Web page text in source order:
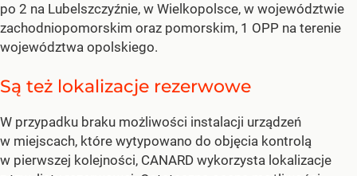
po 2 na Lubelszczyźnie, w Wielkopolsce, w województwie
zachodniopomorskim oraz pomorskim, 1 OPP na terenie
województwa opolskiego.
Są też lokalizacje rezerwowe
W przypadku braku możliwości instalacji urządzeń
w miejscach, które wytypowano do objęcia kontrolą
w pierwszej kolejności, CANARD wykorzysta lokalizacje